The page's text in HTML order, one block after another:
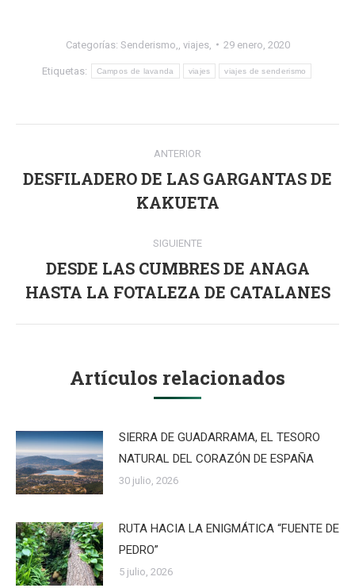
Categorías: Senderismo, viajes, 29 enero, 2020
Etiquetas: Campos de lavanda viajes viajes de senderismo
entre
publicaciones
ANTERIOR
Publicación
anterior:
DESFILADERO DE LAS GARGANTAS DE
KAKUETA
SIGUIENTE
Publicación
siguiente:
DESDE LAS CUMBRES DE ANAGA
HASTA LA FOTALEZA DE CATALANES
Artículos relacionados
SIERRA DE GUADARRAMA, EL TESORO
NATURAL DEL CORAZÓN DE ESPAÑA
30 julio, 2026
RUTA HACIA LA ENIGMÁTICA “FUENTE DE
PEDRO”
5 julio, 2026